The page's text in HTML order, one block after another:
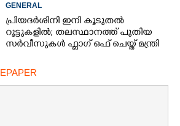
GENERAL
പ്രിയദർശിനി ഇനി കൂടുതൽ
റൂട്ടുകളിൽ; തലസ്ഥാനത്ത് പുതിയ
സർവീസുകൾ ഫ്ലാഗ് ഒഫ് ചെയ്ത് മന്ത്രി
EPAPER